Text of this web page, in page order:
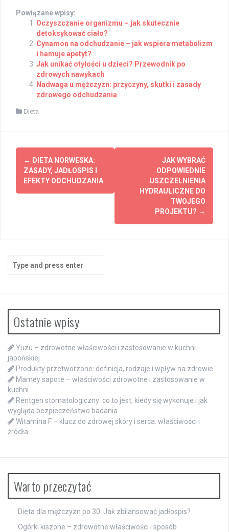
Powiązane wpisy:
Oczyszczanie organizmu – jak skutecznie
detoksykować ciało?
Cynamon na odchudzanie – jak wspiera metabolizm
i hamuje apetyt?
Jak unikać otyłości u dzieci? Przewodnik po
zdrowych nawykach
Nadwaga u mężczyzn: przyczyny, skutki i zasady
zdrowego odchudzania
Dieta
Post
navigation
← DIETA NORWESKA:
ZASADY, JADŁOSPIS I
EFEKTY ODCHUDZANIA
JAK WYBRAĆ
ODPOWIEDNIE
USZCZELNIENIA
HYDRAULICZNE DO
TWOJEGO
PROJEKTU? →
for:
Ostatnie wpisy
Yuzu – zdrowotne właściwości i zastosowanie w kuchni
japońskiej
Produkty przetworzone: definicja, rodzaje i wpływ na zdrowie
Mamey sapote – właściwości zdrowotne i zastosowanie w
kuchni
Rentgen stomatologiczny: co to jest, kiedy się wykonuje i jak
wygląda bezpieczeństwo badania
Witamina F – klucz do zdrowej skóry i serca: właściwości i
źródła
Warto przeczytać
Dieta dla mężczyzn po 30: Jak zbilansować jadłospis?
Ogórki kiszone – zdrowotne właściwości i sposób